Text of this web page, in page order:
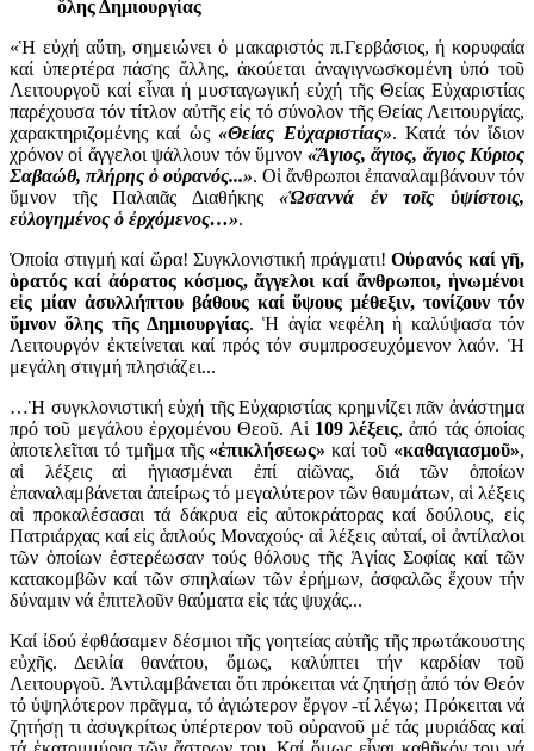
ὅλης Δημιουργίας
«Ἡ εὐχή αὕτη, σημειώνει ὁ μακαριστός π.Γερβάσιος, ἡ κορυφαία
καί ὑπερτέρα πάσης ἄλλης, ἀκούεται ἀναγιγνωσκομένη ὑπό τοῦ
Λειτουργοῦ καί εἶναι ἡ μυσταγωγική εὐχή τῆς Θείας Εὐχαριστίας
παρέχουσα τόν τίτλον αὐτῆς εἰς τό σύνολον τῆς Θείας Λειτουργίας,
χαρακτηριζομένης καί ὡς«Θείας Εὐχαριστίας». Κατά τόν ἴδιον
χρόνον οἱ ἄγγελοι ψάλλουν τόν ὕμνον «Ἅγιος, ἅγιος, ἅγιος Κύριος
Σαβαώθ, πλήρης ὁ οὐρανός...». Οἱ ἄνθρωποι ἐπαναλαμβάνουν τόν
ὕμνον τῆς Παλαιᾶς Διαθήκης«Ὡσαννά ἐν τοῖς ὑψίστοις,
εὐλογημένος ὁ ἐρχόμενος…».
Ὁποία στιγμή καί ὥρα! Συγκλονιστική πράγματι! Οὐρανός καί γῆ,
ὁρατός καί ἀόρατος κόσμος, ἄγγελοι καί ἄνθρωποι, ἡνωμένοι
εἰς μίαν ἀσυλλήπτου βάθους καί ὕψους μέθεξιν, τονίζουν τόν
ὕμνον ὅλης τῆς Δημιουργίας. Ἡ ἁγία νεφέλη ἡ καλύψασα τόν
Λειτουργόν ἐκτείνεται καί πρός τόν συμπροσευχόμενον λαόν. Ἡ
μεγάλη στιγμή πλησιάζει...
…Ἡ συγκλονιστική εὐχή τῆς Εὐχαριστίας κρημνίζει πᾶν ἀνάστημα
πρό τοῦ μεγάλου ἐρχομένου Θεοῦ. Αἱ 109 λέξεις, ἀπό τάς όποίας
ἀποτελεῖται τό τμῆμα τῆς «ἐπικλήσεως» καί τοῦ «καθαγιασμοῦ»,
αἱ λέξεις αἱ ἡγιασμέναι ἐπί αἰῶνας, διά τῶν ὁποίων
ἐπαναλαμβάνεται ἀπείρως τό μεγαλύτερον τῶν θαυμάτων, αἱ λέξεις
αἱ προκαλέσασαι τά δάκρυα εἰς αὐτοκράτορας καί δούλους, εἰς
Πατριάρχας καί εἰς ἁπλούς Μοναχούς· αἱ λέξεις αὐταί, οἱ ἀντίλαλοι
τῶν ὁποίων ἐστερέωσαν τούς θόλους τῆς Ἁγίας Σοφίας καί τῶν
κατακομβῶν καί τῶν σπηλαίων τῶν ἐρήμων, ἀσφαλῶς ἔχουν τήν
δύναμιν νά ἐπιτελοῦν θαύματα εἰς τάς ψυχάς...
Καί ἰδού ἐφθάσαμεν δέσμιοι τῆς γοητείας αὐτῆς τῆς πρωτάκουστης
εὐχῆς. Δειλία θανάτου, ὅμως, καλύπτει τήν καρδίαν τοῦ
Λειτουργοῦ. Ἀντιλαμβάνεται ὅτι πρόκειται νά ζητήσῃ ἀπό τόν Θεόν
τό ὑψηλότερον πρᾶγμα, τό ἁγιώτερον ἔργον -τί λέγω; Πρόκειται νά
ζητήσῃ τι ἀσυγκρίτως ὑπέρτερον τοῦ οὐρανοῦ μέ τάς μυριάδας καί